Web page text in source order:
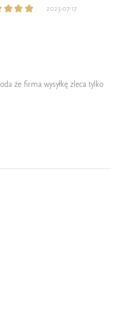
2023-07-17
że firma wysyłkę zleca tylko